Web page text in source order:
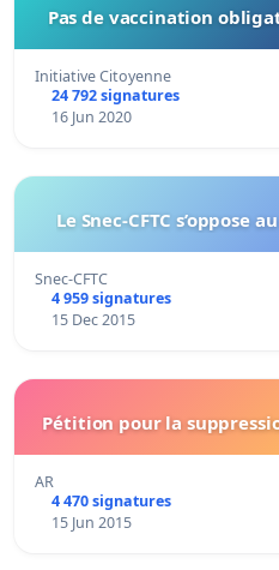
Pas de vaccination
Initiative Citoyenne
24 792 signatures
16 Jun 2020
Le Snec-CFTC s’oppose
Snec-CFTC
4 959 signatures
15 Dec 2015
Pétition pour la
AR
4 470 signatures
15 Jun 2015